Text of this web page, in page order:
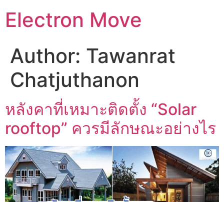
content
Electron Move
Author: Tawanrat
Chatjuthanon
หลังคาที่เหมาะติดตั้ง “Solar
rooftop” ควรมีลักษณะอย่างไร